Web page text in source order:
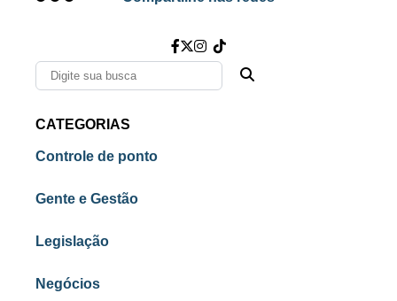
CATEGORIAS
Controle de ponto
Gente e Gestão
Legislação
Negócios